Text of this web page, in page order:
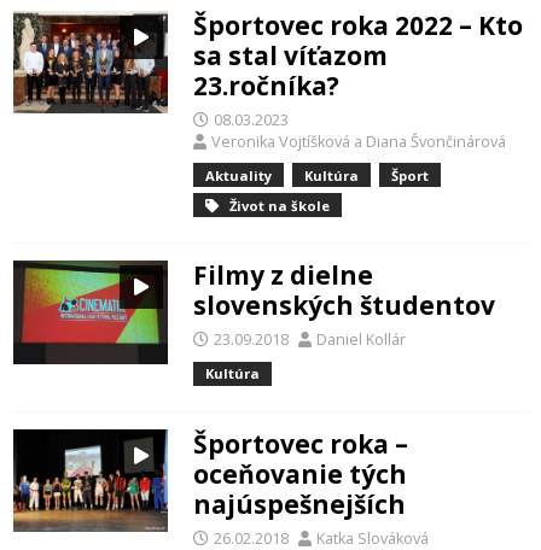
Športovec roka 2022 – Kto
sa stal víťazom
23.ročníka?
08.03.2023
Veronika Vojtíšková a Diana Švončinárová
Aktuality Kultúra
Šport
Život na škole
Filmy z dielne
slovenských študentov
23.09.2018 Daniel Kollár
Kultúra
Športovec roka –
oceňovanie tých
najúspešnejších
26.02.2018 Katka Slováková